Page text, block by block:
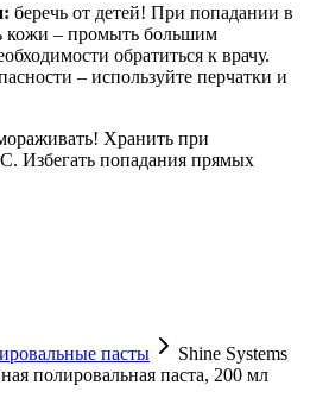
беречь от детей! При попадании в
кожи – промыть большим
обратиться к врачу.
– используйте перчатки и
Хранить при
Избегать попадания прямых
пасты
Shine Systems
полировальная паста, 200 мл